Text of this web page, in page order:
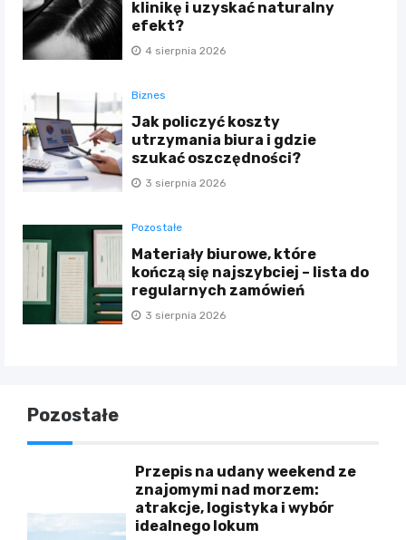
klinikę i uzyskać naturalny
efekt?
4 sierpnia 2026
Biznes
Jak policzyć koszty
utrzymania biura i gdzie
szukać oszczędności?
3 sierpnia 2026
Pozostałe
Materiały biurowe, które
kończą się najszybciej – lista do
regularnych zamówień
3 sierpnia 2026
Pozostałe
Przepis na udany weekend ze
znajomymi nad morzem:
atrakcje, logistyka i wybór
idealnego lokum